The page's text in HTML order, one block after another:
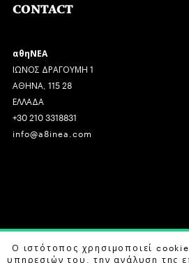
CONTACT
αθηΝΕΑ
ΙΩΝΟΣ ΔΡΑΓΟΥΜΗ 1
ΑΘΗΝΑ, 115 28
ΕΛΛΑΔΑ
+30 210 3318831
info@a8inea.com
COPYRIGHT © 2026 αθηΝΕΑ, ALL
Ο ιστότοπος χρησιμοποιεί
υπηρεσιών του, την ανάλυση της